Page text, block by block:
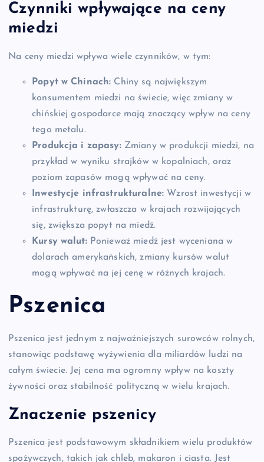
Czynniki wpływające na ceny
miedzi
Na ceny miedzi wpływa wiele czynników, w tym:
Popyt w Chinach: Chiny są największym
konsumentem miedzi na świecie, więc zmiany w
chińskiej gospodarce mają znaczący wpływ na ceny
tego metalu.
Produkcja i zapasy:Zmiany w produkcji miedzi, na
przykład w wyniku strajków w kopalniach, oraz
poziom zapasów mogą wpływać na ceny.
Inwestycje infrastrukturalne: Wzrost inwestycji w
infrastrukturę, zwłaszcza w krajach rozwijających
się, zwiększa popyt na miedź.
Kursy walut:Ponieważ miedź jest wyceniana w
dolarach amerykańskich, zmiany kursów walut
mogą wpływać na jej cenę w różnych krajach.
Pszenica
Pszenica jest jednym z najważniejszych surowców rolnych,
stanowiąc podstawę wyżywienia dla miliardów ludzi na
całym świecie. Jej cena ma ogromny wpływ na koszty
żywności oraz stabilność polityczną w wielu krajach.
Znaczenie pszenicy
Pszenica jest podstawowym składnikiem wielu produktów
spożywczych, takich jak chleb, makaron i ciasta. Jest